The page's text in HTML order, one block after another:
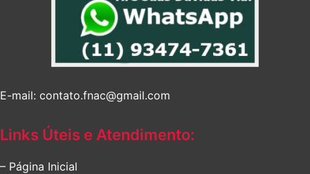
E-mail: contato.fnac@gmail.com
Links Úteis e Atendimento:
– Página Inicial